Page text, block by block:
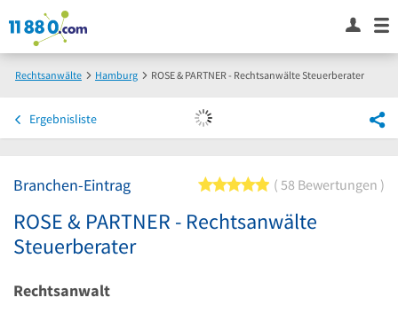
Rechtsanwälte Hamburg ROSE & PARTNER - Rechtsanwälte Steuerberater
Ergebnisliste
Branchen-Eintrag 5 von 5 Sternen
58 Bewertungen
ROSE & PARTNER - Rechtsanwälte
Steuerberater
Rechtsanwalt